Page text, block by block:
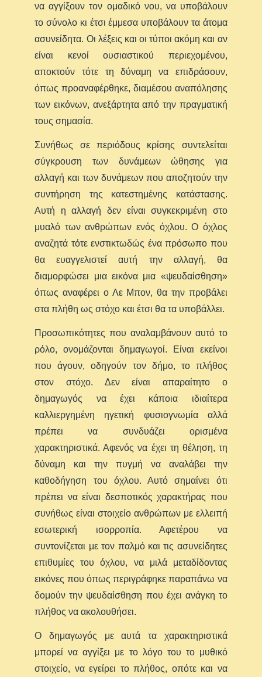
να αγγίξουν τον ομαδικό νου, να υποβάλουν
το σύνολο κι έτσι έμμεσα υποβάλουν τα άτομα
ασυνείδητα. Οι λέξεις και οι τύποι ακόμη και αν
είναι κενοί ουσιαστικού περιεχομένου,
αποκτούν τότε τη δύναμη να επιδράσουν,
όπως προαναφέρθηκε, διαμέσου αναπόλησης
των εικόνων, ανεξάρτητα από την πραγματική
τους σημασία.
Συνήθως σε περιόδους κρίσης συντελείται
σύγκρουση των δυνάμεων ώθησης για
αλλαγή και των δυνάμεων που αποζητούν την
συντήρηση της κατεστημένης κατάστασης.
Αυτή η αλλαγή δεν είναι συγκεκριμένη στο
μυαλό των ανθρώπων ενός όχλου. Ο όχλος
αναζητά τότε ενστικτωδώς ένα πρόσωπο που
θα ευαγγελιστεί αυτή την αλλαγή, θα
διαμορφώσει μια εικόνα μια «ψευδαίσθηση»
όπως αναφέρει ο Λε Μπον, θα την προβάλει
στα πλήθη ως στόχο και έτσι θα τα υποβάλλει.
Προσωπικότητες που αναλαμβάνουν αυτό το
ρόλο, ονομάζονται δημαγωγοί. Είναι εκείνοι
που άγουν, οδηγούν τον δήμο, το πλήθος
στον στόχο. Δεν είναι απαραίτητο ο
δημαγωγός να έχει κάποια ιδιαίτερα
καλλιεργημένη ηγετική φυσιογνωμία αλλά
πρέπει να συνδυάζει ορισμένα
χαρακτηριστικά. Αφενός να έχει τη θέληση, τη
δύναμη και την πυγμή να αναλάβει την
καθοδήγηση του όχλου. Αυτό σημαίνει ότι
πρέπει να είναι δεσποτικός χαρακτήρας που
συνήθως είναι στοιχείο ανθρώπων με ελλειπή
εσωτερική ισορροπία. Αφετέρου να
συντονίζεται με τον παλμό και τις ασυνείδητες
επιθυμίες του όχλου, να μιλά μεταδίδοντας
εικόνες που όπως περιγράφηκε παραπάνω να
δομούν την ψευδαίσθηση που έχει ανάγκη το
πλήθος να ακολουθήσει.
Ο δημαγωγός με αυτά τα χαρακτηριστικά
μπορεί να αγγίξει με το λόγο του το μυθικό
στοιχείο, να εγείρει το πλήθος, οπότε και να